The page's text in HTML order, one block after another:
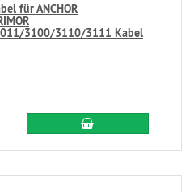
für ANCHOR
3100/3110/3111 Kabel